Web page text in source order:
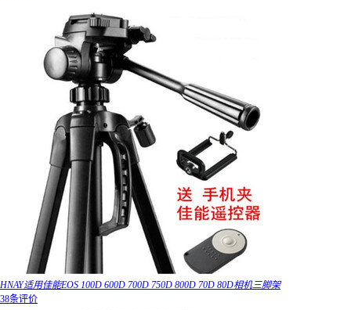
HNAY适用佳能EOS 100D 600D 700D 750D 800D 70D 80D相机三脚架
38条评价